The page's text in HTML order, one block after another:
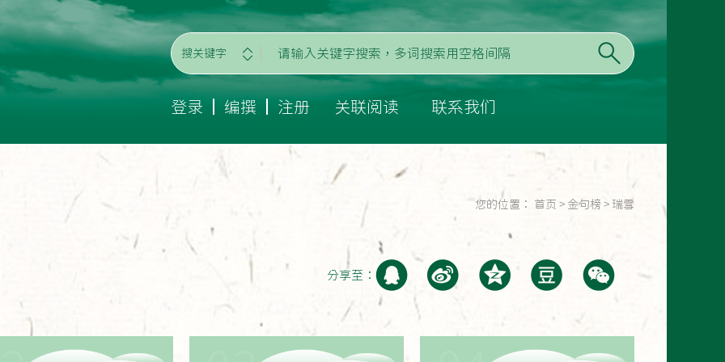
搜关键字
登录 编撰 注册 关联阅读 联系我们
您的位置： 首页 > 金句榜 > 瑞雪
分享至：